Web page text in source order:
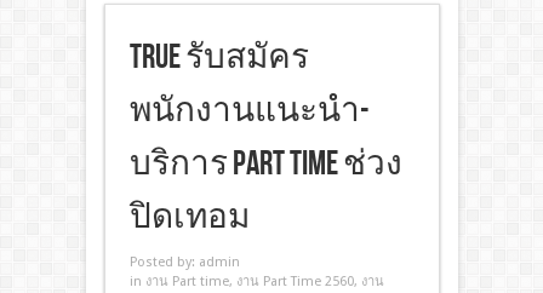
True รับสมัคร
พนักงานแนะนำ-
บริการ Part Time ช่วง
ปิดเทอม
Posted by: admin
in งาน Part time, งาน Part Time 2560, งาน